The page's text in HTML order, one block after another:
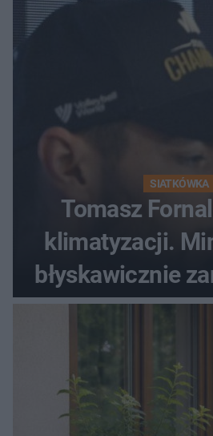
SIATKÓWKA
Tomasz
klimatyzacji.
błyskawicznie